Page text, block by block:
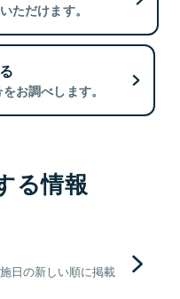
ただけます。
お調べします。
る情報
日の新しい順に掲載